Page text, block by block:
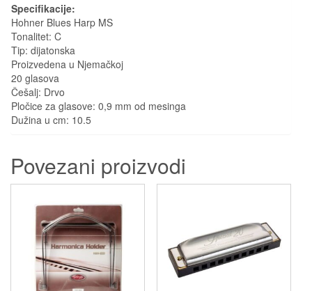
Specifikacije:
Hohner Blues Harp MS
Tonalitet: C
Tip: dijatonska
Proizvedena u Njemačkoj
20 glasova
Češalj: Drvo
Pločice za glasove: 0,9 mm od mesinga
Dužina u cm: 10.5
Povezani proizvodi